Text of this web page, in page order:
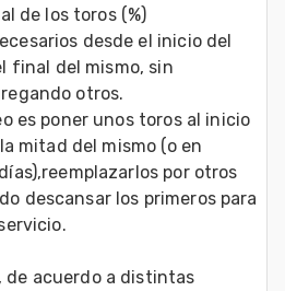
de los toros (%)
desde el inicio del
final del mismo, sin
otros.
es poner unos toros al inicio
mitad del mismo (o en
por otros
descansar los primeros para
de acuerdo a distintas